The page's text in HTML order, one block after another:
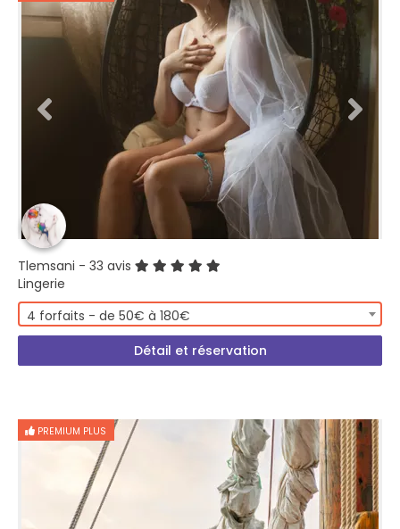
Tlemsani - 33 avis
Lingerie
4 forfaits - de 50€ à 180€
Détail et réservation
PREMIUM PLUS